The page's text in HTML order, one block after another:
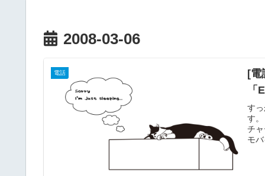
2008-03-06
電話
[電
す
す
チ
モ